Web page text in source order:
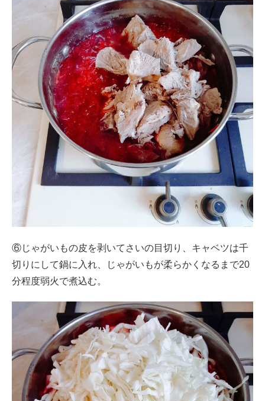
⑥じゃがいもの皮を剥いてさいの目切り、キャベツは千
切りにして鍋に入れ、じゃがいもが柔らかくなるまで20
分程度弱火で煮込む。